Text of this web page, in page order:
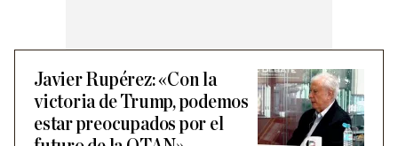
Javier Rupérez: «Con la
victoria de Trump, podemos
estar preocupados por el